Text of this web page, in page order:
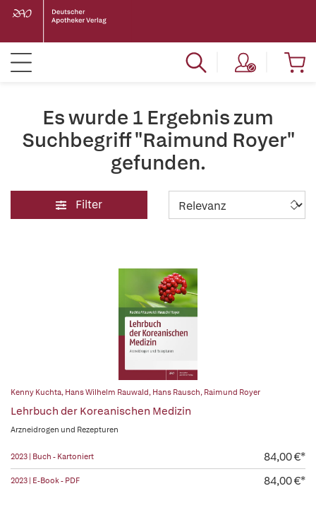
Es wurde 1 Ergebnis zum
Suchbegriff "Raimund Royer"
gefunden.
Filter
Kenny Kuchta, Hans Wilhelm Rauwald, Hans Rausch, Raimund Royer
Lehrbuch der Koreanischen Medizin
Arzneidrogen und Rezepturen
2023 | Buch - Kartoniert 84,00 €*
2023 | E-Book - PDF 84,00 €*